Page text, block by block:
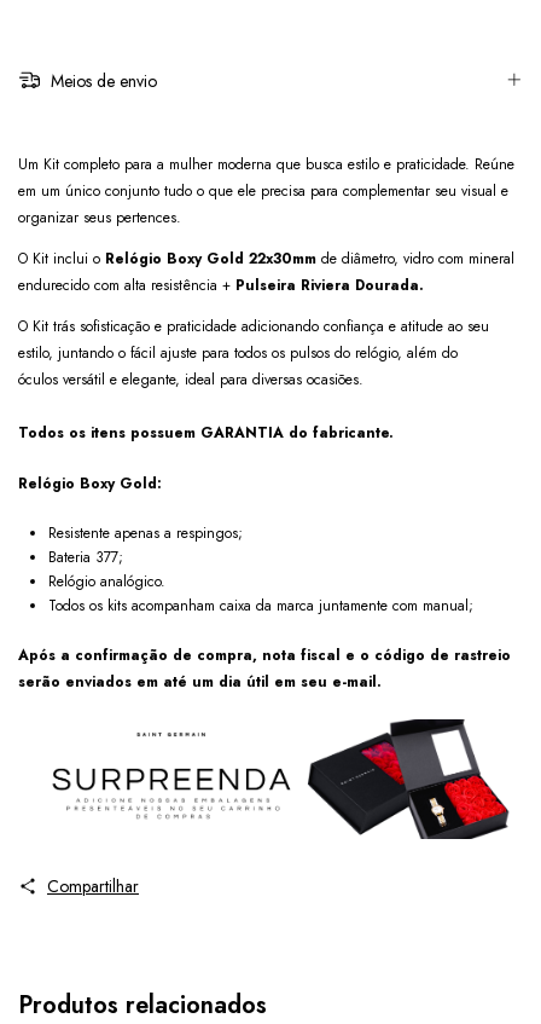
Meios de envio
Um Kit completo para a mulher moderna que busca estilo e praticidade. Reúne
em um único conjunto tudo o que ele precisa para complementar seu visual e
organizar seus pertences.
O Kit inclui o Relógio Boxy Gold 22x30mm de diâmetro, vidro com mineral
endurecido com alta resistência + Pulseira Riviera Dourada.
O Kit trás sofisticação e praticidade adicionando confiança e atitude ao seu
estilo, juntando o fácil ajuste para todos os pulsos do relógio, além do
óculos versátil e elegante, ideal para diversas ocasiões.
Todos os itens possuem GARANTIA do fabricante.
Relógio Boxy Gold:
Resistente apenas a respingos;
Bateria 377;
Relógio analógico.
Todos os kits acompanham caixa da marca juntamente com manual;
Após a confirmação de compra, nota fiscal e o código de rastreio
serão enviados em até um dia útil em seu e-mail.
Compartilhar
Produtos relacionados